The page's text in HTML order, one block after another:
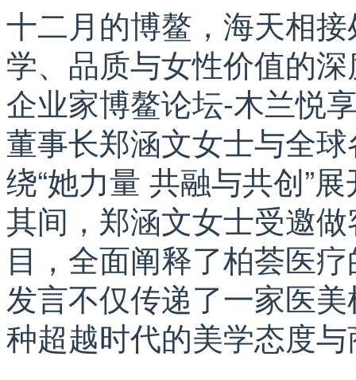
十二月的博鳌，海天相
学、品质与女性价值的
企业家博鳌论坛-木兰悦
董事长郑涵文女士与全
绕“她力量 共融与共创”
其间，郑涵文女士受邀
目，全面阐释了柏荟医
发言不仅传递了一家医
种超越时代的美学态度